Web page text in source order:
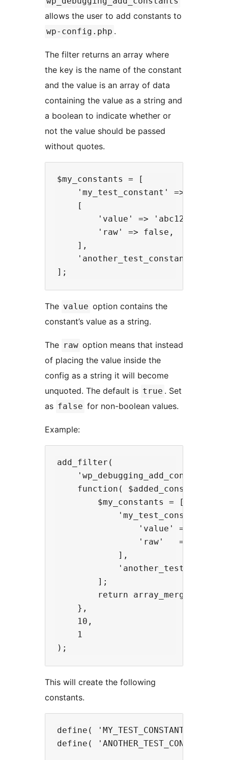
allows the user to add constants to
wp-config.php .
The filter returns an array where
the key is the name of the constant
and the value is an array of data
containing the value as a string and
a boolean to indicate whether or
not the value should be passed
without quotes.
$my_constants = [
    'my_test_constant' =>
    [
        'value' => 'abc123',
        'raw' => false,
    ],
'another_test_constant' => [
The value option contains the
constant’s value as a string.
The raw option means that instead
of placing the value inside the
config as a string it will become
unquoted. The default is true . Set
as false for non-boolean values.
Example:
add_filter(
    'wp_debugging_add_constants',
function( $added_constants )
        $my_constants = [
'my_test_constant'
'value' =>
                'raw'   => false,
            ],
        ];
return array_merge(
    },
    10,
    1
This will create the following
constants.
define( 'MY_TEST_CONSTANT',